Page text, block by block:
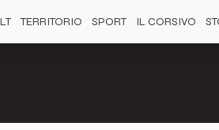
TERRITORIO SPORT IL CORSIVO